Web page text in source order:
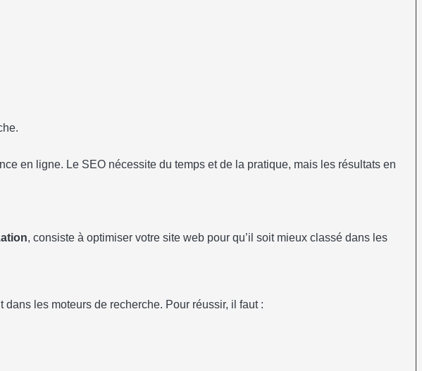
en ligne. Le SEO nécessite du temps et de la pratique, mais les résultats en
, consiste à optimiser votre site web pour qu’il soit mieux classé dans les
les moteurs de recherche. Pour réussir, il faut :